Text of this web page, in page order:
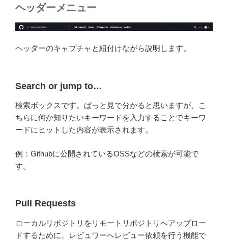
ヘッダーメニュー
ヘッダーのキャプチャと紐付けながら説明します。
Search or jump to…
検索ボックスです。ぱっと見で分かると思いますが、こ
ちらに何か知りたいキーワードを入力することでキーワ
ードにヒットした内容が表示されます。
例：Githubに公開されているOSSなどの検索が可能で
す。
Pull Requests
ローカルリポジトリをリモートリポジトリへアップロー
ドするために、レビュワーへレビュー依頼を行う機能で